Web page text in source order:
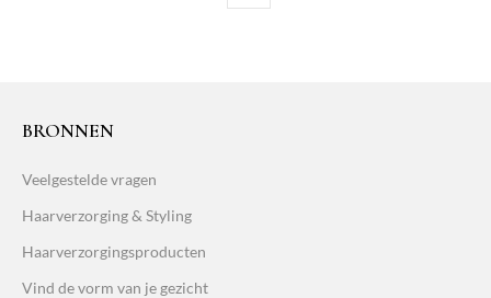
BRONNEN
Veelgestelde vragen
Haarverzorging & Styling
Haarverzorgingsproducten
Vind de vorm van je gezicht